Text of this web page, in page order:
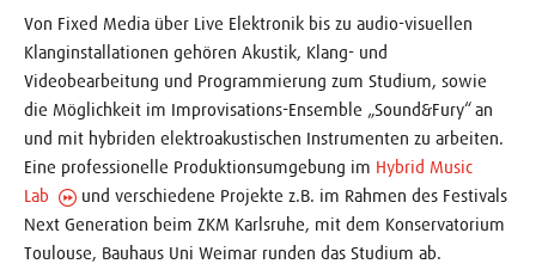
Von Fixed Media über Live Elektronik bis zu audio-visuellen
Klanginstallationen gehören Akustik, Klang- und
Videobearbeitung und Programmierung zum Studium, sowie
die Möglichkeit im Improvisations-Ensemble „Sound&Fury“ an
und mit hybriden elektroakustischen Instrumenten zu arbeiten.
Eine professionelle Produktionsumgebung im Hybrid Music
Lab
und verschiedene Projekte z.B. im Rahmen des Festivals
Next Generation beim ZKM Karlsruhe, mit dem Konservatorium
Toulouse, Bauhaus Uni Weimar runden das Studium ab.